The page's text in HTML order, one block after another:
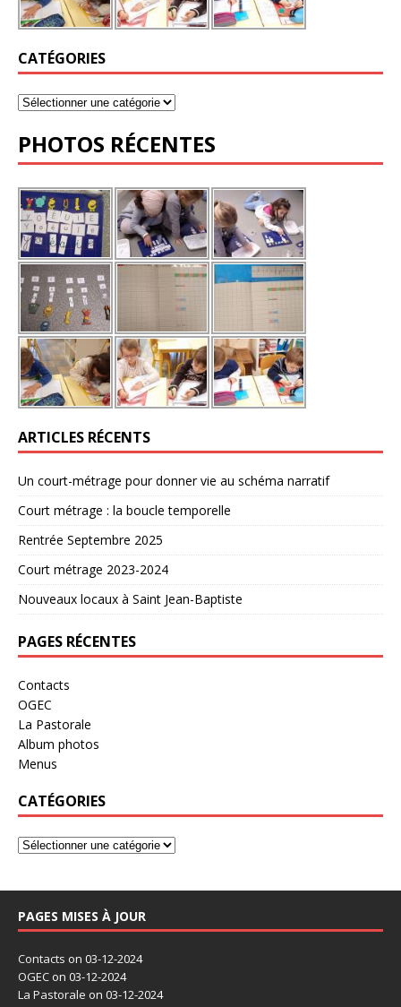
CATÉGORIES
PHOTOS RÉCENTES
ARTICLES RÉCENTS
Un court-métrage pour donner vie au schéma narratif
Court métrage : la boucle temporelle
Rentrée Septembre 2025
Court métrage 2023-2024
Nouveaux locaux à Saint Jean-Baptiste
PAGES RÉCENTES
Contacts
OGEC
La Pastorale
Album photos
Menus
CATÉGORIES
PAGES MISES À JOUR
Contacts on 03-12-2024
OGEC on 03-12-2024
La Pastorale on 03-12-2024